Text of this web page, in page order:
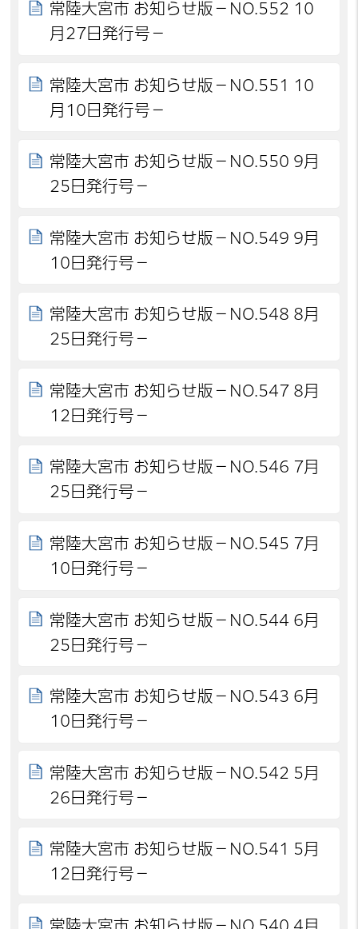
常陸大宮市 お知らせ版－NO.552 10
月27日発行号－
常陸大宮市 お知らせ版－NO.551 10
月10日発行号－
常陸大宮市 お知らせ版－NO.550 9月
25日発行号－
常陸大宮市 お知らせ版－NO.549 9月
10日発行号－
常陸大宮市 お知らせ版－NO.548 8月
25日発行号－
常陸大宮市 お知らせ版－NO.547 8月
12日発行号－
常陸大宮市 お知らせ版－NO.546 7月
25日発行号－
常陸大宮市 お知らせ版－NO.545 7月
10日発行号－
常陸大宮市 お知らせ版－NO.544 6月
25日発行号－
常陸大宮市 お知らせ版－NO.543 6月
10日発行号－
常陸大宮市 お知らせ版－NO.542 5月
26日発行号－
常陸大宮市 お知らせ版－NO.541 5月
12日発行号－
常陸大宮市 お知らせ版－NO.540 4月